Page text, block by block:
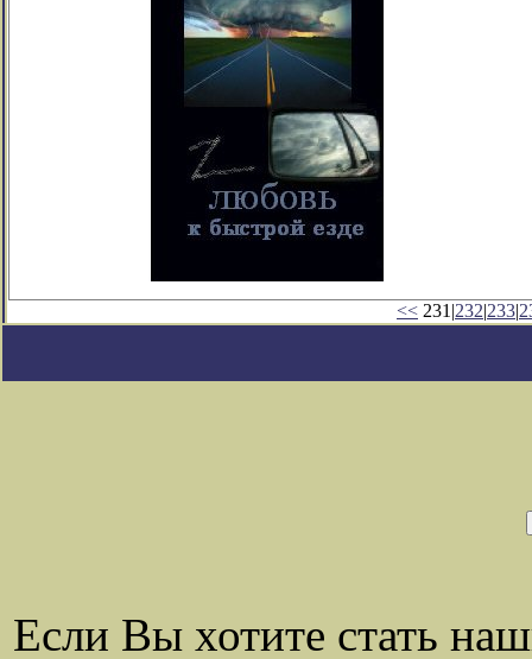
<< 231|232|233|
Если Вы хотите стать